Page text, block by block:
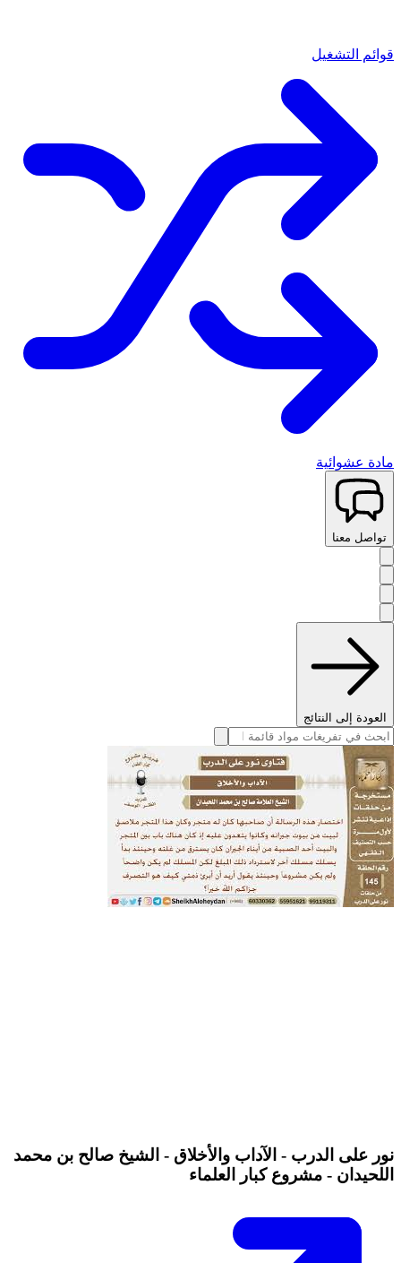
قوائم التشغيل
مادة عشوائية
تواصل معنا
العودة إلى النتائج
نور على الدرب - الآداب والأخلاق - الشيخ صالح بن محمد
اللحيدان - مشروع كبار العلماء